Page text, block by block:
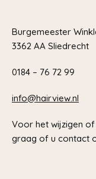
Burgemeester
3362 AA Sliedrecht
0184 – 76 72 99
info@hairview.nl
Voor het wijzigen
graag of u contact